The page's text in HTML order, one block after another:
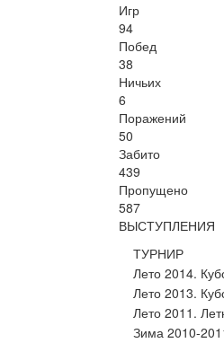
Игр
94
Побед
38
Ничьих
6
Поражений
50
Забито
439
Пропущено
587
ВЫСТУПЛЕНИЯ
ТУРНИР
Лето 2014.
Лето 2013.
Лето 2011.
Зима 2010-